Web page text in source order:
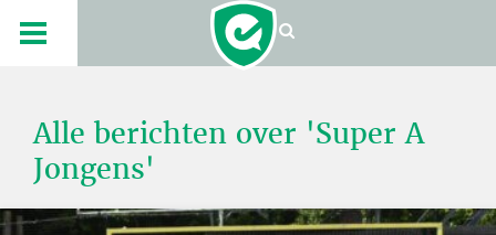
Alle berichten over 'Super A
Jongens'